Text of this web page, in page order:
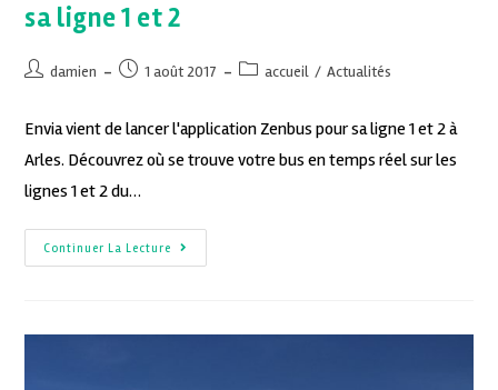
sa ligne 1 et 2
damien 1 août 2017 accueil / Actualités
Envia vient de lancer l'application Zenbus pour sa ligne 1 et 2 à
Arles. Découvrez où se trouve votre bus en temps réel sur les
lignes 1 et 2 du…
Continuer La Lecture